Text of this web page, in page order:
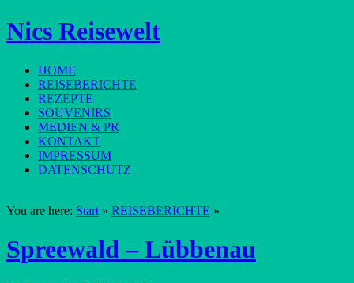
Nics Reisewelt
HOME
REISEBERICHTE
REZEPTE
SOUVENIRS
MEDIEN & PR
KONTAKT
IMPRESSUM
DATENSCHUTZ
You are here: Start » REISEBERICHTE »
Spreewald – Lübbenau